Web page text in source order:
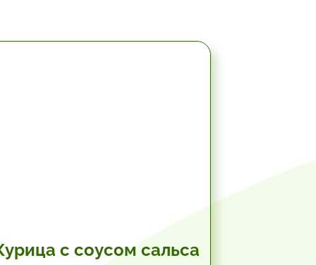
с соусом сальса